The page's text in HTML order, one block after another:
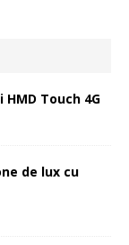
Touch 4G
de lux cu